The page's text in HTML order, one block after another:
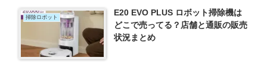
掃除ロボット
E20 EVO PLUS ロボット掃除機は
どこで売ってる？店舗と通販の販売
状況まとめ